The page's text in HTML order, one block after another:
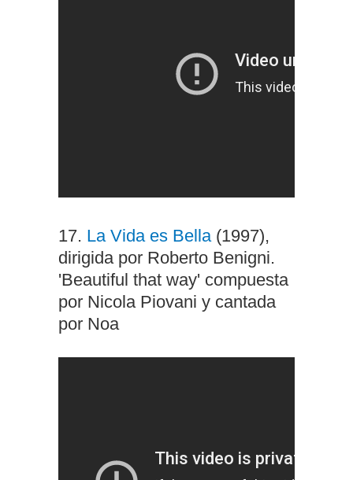
17. La Vida es Bella(1997),
dirigida por Roberto Benigni.
'Beautiful that way' compuesta
por Nicola Piovani y cantada
por Noa